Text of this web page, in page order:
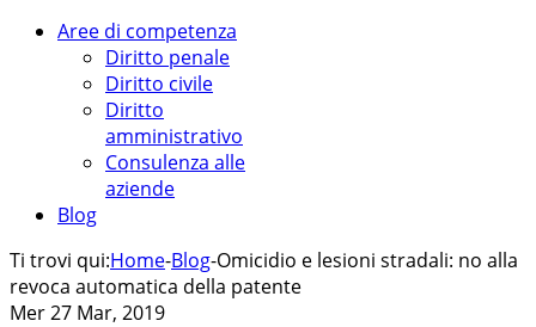
Aree di competenza
Diritto penale
Diritto civile
Diritto
amministrativo
Consulenza alle
aziende
Blog
Ti trovi qui:Home-Blog-Omicidio e lesioni stradali: no alla
revoca automatica della patente
Mer 27 Mar, 2019